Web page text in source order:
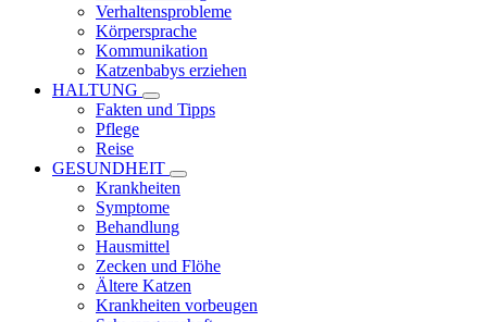
Verhaltensprobleme
Körpersprache
Kommunikation
Katzenbabys erziehen
HALTUNG
Fakten und Tipps
Pflege
Reise
GESUNDHEIT
Krankheiten
Symptome
Behandlung
Hausmittel
Zecken und Flöhe
Ältere Katzen
Krankheiten vorbeugen